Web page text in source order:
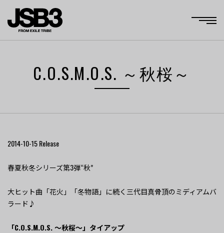
C.O.S.M.O.S. ～秋桜～
2014-10-15Release
春夏秋冬シリーズ第3弾“秋”
大ヒット曲「花火」「冬物語」に続く三代目真骨頂のミディアムバ
ラード♪
「C.O.S.M.O.S. ～秋桜～」タイアップ